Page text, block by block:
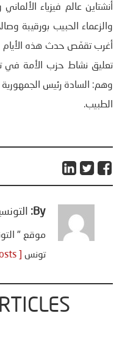
أنشتاين عالم فيزياء
والزعماء الحبيب بورقيبة
أغرب تقمّص حدث هذه الأيام
تعليق نشاط حزب الأمة في
وهم: السادة رئيس
الطبيب.
By:
موقع "
تونس